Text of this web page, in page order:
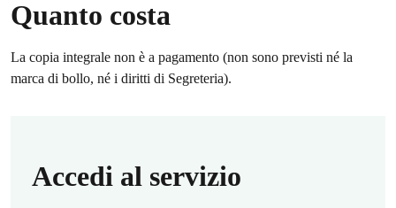
Quanto costa
La copia integrale non è a pagamento (non sono previsti né la
marca di bollo, né i diritti di Segreteria).
Accedi al servizio